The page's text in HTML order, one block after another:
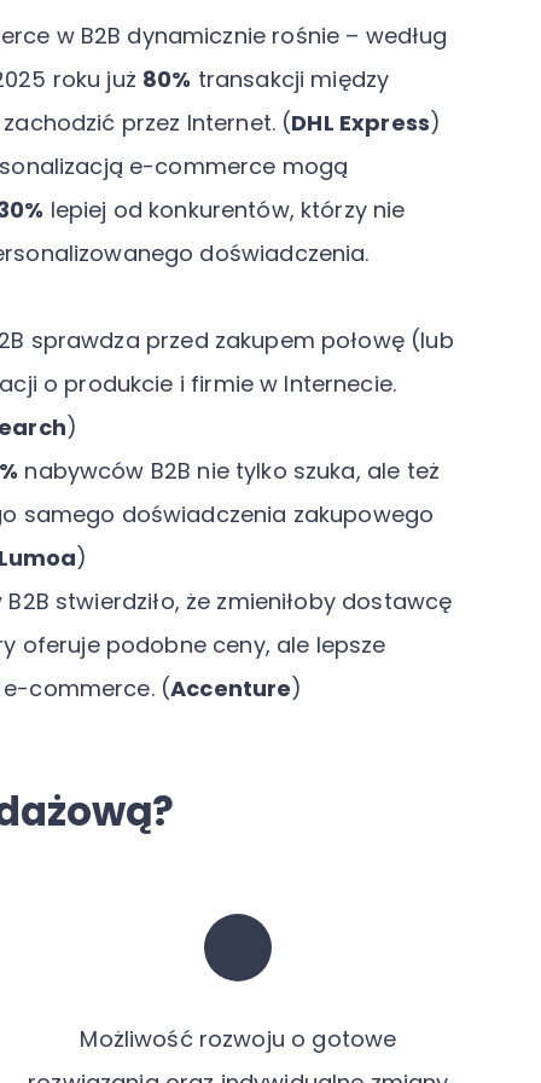
w B2B dynamicznie rośnie – według
roku już 80% transakcji między
przez Internet. (DHL Express)
e-commerce mogą
lepiej od konkurentów, którzy nie
doświadczenia.
sprawdza przed zakupem połowę (lub
o produkcie i firmie w Internecie.
)
nabywców B2B nie tylko szuka, ale też
samego doświadczenia zakupowego
Lumoa)
stwierdziło, że zmieniłoby dostawcę
oferuje podobne ceny, ale lepsze
commerce. (Accenture)
Możliwość rozwoju o gotowe